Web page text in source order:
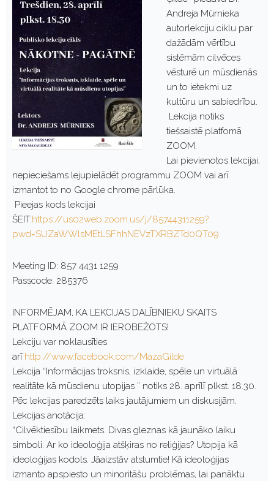
Andreja Mūrnieka
autorlekciju ciklu par
dažādām vērtību
sistēmām cilvēces
vēsturē un mūsdienās
un to ietekmi uz
kultūru un sabiedrību.
Lekcija notiks
tiešsaistē platfomā
ZOOM.
Lai pievienotos lekcijai,
nepieciešams lejupielādēt programmu ZOOM vai arī
izmantot to no Google chrome pārlūka.
Pieejas kods lekcijai
ŠEIT:https://us02web.zoom.us/j/85744311259?
pwd=SUZaWWlsMEtLSFhhNEVzTXRBZTd0QT09
Meeting ID: 857 4431 1259
Passcode: 285376
INFORMĒJAM, KA LEKCIJAS DALĪBNIEKU SKAITS
PLATFORMĀ ZOOM IR IEROBEŽOTS!
Lekciju var noklausīties
arī http://www.facebook.com/MazaGilde
Lekcija “Informācijas troksnis, izklaide, spēle un virtuālā
realitāte kā mūsdienu utopijas ” notiks 28. aprīlī plkst. 18.30.
Pēc lekcijas paredzēts laiks jautājumiem un diskusijām.
Lekcijas anotācija:
“Cilvēktiesību laikmets. Divas gleznas kā jaunāko laiku
simboli. Ar ko ideoloģija atšķiras no reliģijas? Utopija kā
ideoloģijas kodols. Jāaizstāv atstumtie! Kā ideoloģijas
izmanto apspiesto un minoritāšu problēmas, lai panāktu